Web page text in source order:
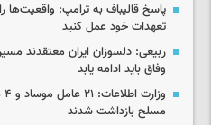
پاسخ قالیباف به ترامپ: واقعیت‌ها
تعهدات خود عمل کنید
ربیعی: دلسوزان ایران معتقدند
وفاق باید ادامه یابد
مسلح بازداشت شدند